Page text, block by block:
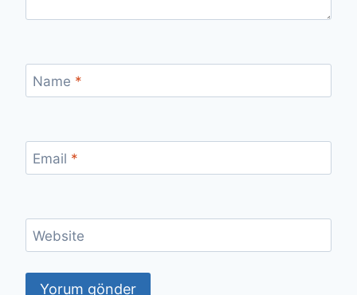
Name *
Email *
Website